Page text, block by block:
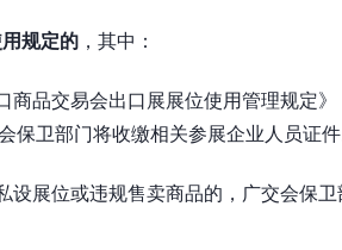
用规定的 ，其中：
商品交易会出口展展位使用管理规定
保卫部门将收缴相关参展企业人员证件
设展位或违规售卖商品的，广交会保